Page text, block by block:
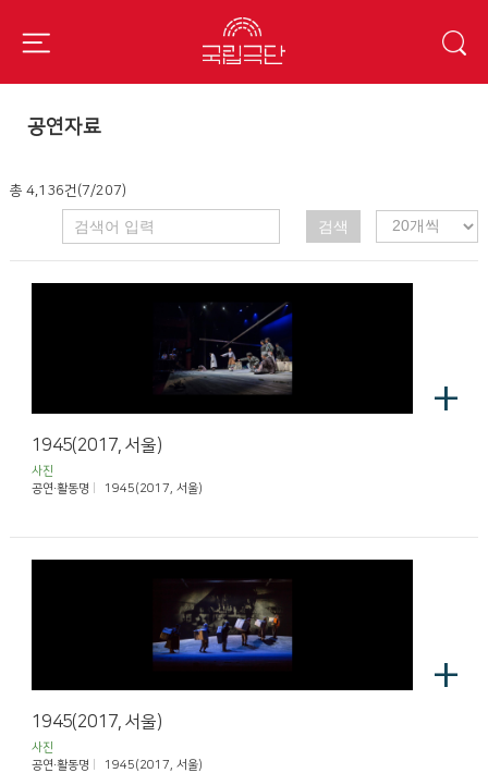
공연자료
총 4,136건(7/207)
검색
1945(2017, 서울)
+
사진
공연·활동명
1945(2017, 서울)
1945(2017, 서울)
+
사진
공연·활동명
1945(2017, 서울)